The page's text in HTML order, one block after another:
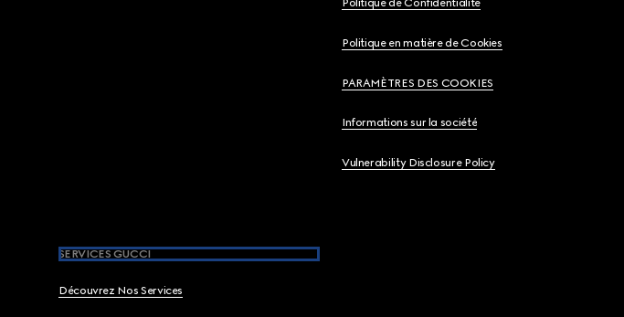
Politique de Confidentialité
Politique en matière de Cookies
PARAMÈTRES DES COOKIES
Informations sur la société
Vulnerability Disclosure Policy
SERVICES GUCCI
Découvrez Nos Services